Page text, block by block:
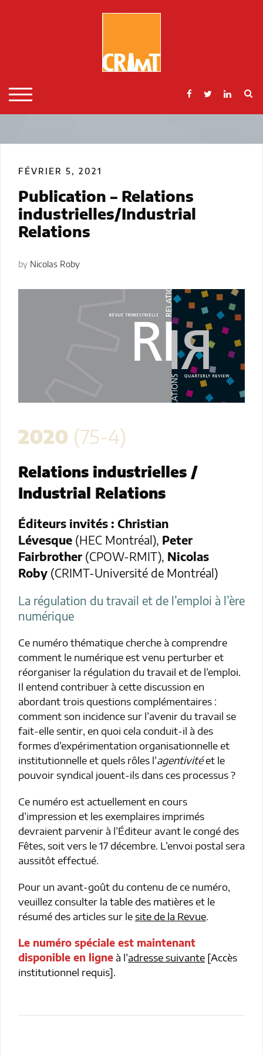
TOGGLE MOBILE MENU
FÉVRIER 5, 2021
Publication – Relations
industrielles/Industrial
Relations
by Nicolas Roby
2020 (75-4)
Relations industrielles /
Industrial Relations
Éditeurs invités : Christian
Lévesque (HEC Montréal), Peter
Fairbrother (CPOW-RMIT), Nicolas
Roby (CRIMT-Université de Montréal)
La régulation du travail et de l’emploi à l’ère
numérique
Ce numéro thématique cherche à comprendre
comment le numérique est venu perturber et
réorganiser la régulation du travail et de l’emploi.
Il entend contribuer à cette discussion en
abordant trois questions complémentaires :
comment son incidence sur l’avenir du travail se
fait-elle sentir, en quoi cela conduit-il à des
formes d’expérimentation organisationnelle et
institutionnelle et quels rôles l’agentivitéet le
pouvoir syndical jouent-ils dans ces processus ?
Ce numéro est actuellement en cours
d’impression et les exemplaires imprimés
devraient parvenir à l’Éditeur avant le congé des
Fêtes, soit vers le 17 décembre. L’envoi postal sera
aussitôt effectué.
Pour un avant-goût du contenu de ce numéro,
veuillez consulter la table des matièreset le
résumé des articles sur lesite de la Revue.
Le numéro spéciale est maintenant
disponible en ligne à l’adresse suivante [Accès
institutionnel requis].